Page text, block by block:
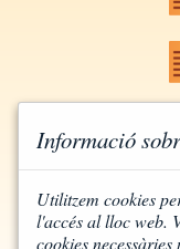
Informació
Utilitzem cookies
l'accés al lloc web.
cookies